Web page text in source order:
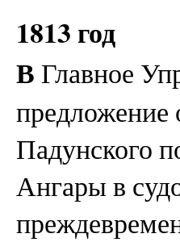
1813 год
В Главное
предложение
Падунского
Ангары в